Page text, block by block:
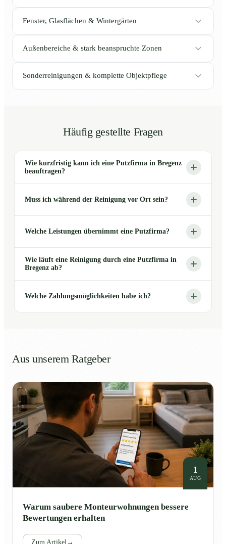
Fenster, Glasflächen & Wintergärten
Außenbereiche & stark beanspruchte Zonen
Sonderreinigungen & komplette Objektpflege
Häufig gestellte Fragen
Wie kurzfristig kann ich eine Putzfirma in Bregenz
beauftragen?
Muss ich während der Reinigung vor Ort sein?
Welche Leistungen übernimmt eine Putzfirma?
Wie läuft eine Reinigung durch eine Putzfirma in
Bregenz ab?
Welche Zahlungsmöglichkeiten habe ich?
Aus unserem Ratgeber
1
AUG
Warum saubere Monteurwohnungen bessere
Bewertungen erhalten
Zum Artikel →